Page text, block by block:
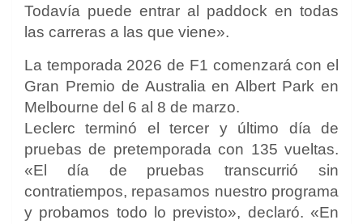
Todavía puede entrar al paddock en todas
las carreras a las que viene».
La temporada 2026 de F1 comenzará con el
Gran Premio de Australia en Albert Park en
Melbourne del 6 al 8 de marzo.
Leclerc terminó el tercer y último día de
pruebas de pretemporada con 135 vueltas.
«El día de pruebas transcurrió sin
contratiempos, repasamos nuestro programa
y probamos todo lo previsto», declaró. «En